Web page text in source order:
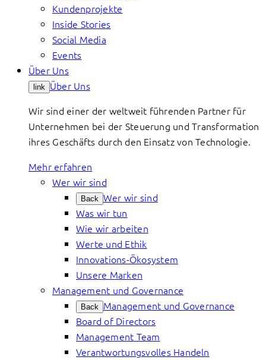
Kundenprojekte
Inside Stories
Social Media
Events
Über Uns
link Über Uns
Wir sind einer der weltweit führenden Partner für
Unternehmen bei der Steuerung und Transformation
ihres Geschäfts durch den Einsatz von Technologie.
Mehr erfahren
Wer wir sind
Back Wer wir sind
Was wir tun
Wie wir arbeiten
Werte und Ethik
Innovations-Ökosystem
Unsere Marken
Management und Governance
Back Management und Governance
Board of Directors
Management Team
Verantwortungsvolles Handeln